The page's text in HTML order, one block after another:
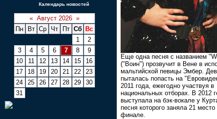
Календарь новостей
« Август 2026 »
Пн
Вт Ср Чт Пт Сб
Вс
1
2
3
4 5 6 7 8
9
10
11 12 13 14 15
16
17
18 19 20 21 22
23
24
25 26 27 28 29
30
31
Еще одна песня с названием
("Воин") прозвучит в Вене в
мальтийской певицы Эмбер.
пыталась попасть на
2011 года, ежегодно участвуя в
национальных отборах. В 2012
выступала на бэк-вокале у
песня которого заняла 21 место
финале.